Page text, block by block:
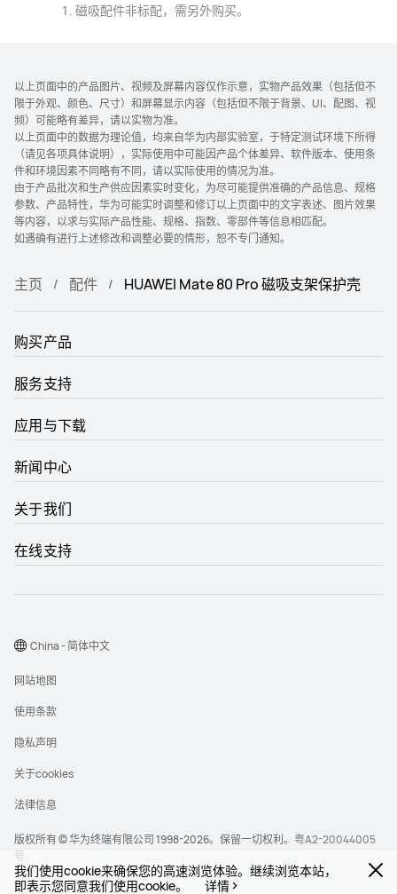
我们使用cookie来确保您的高速浏览体验。继续浏览本站，
即表示您同意我们使用cookie。
详情
磁吸配件非标配，需另外购买。
以上页面中的产品图片、视频及屏幕内容仅作示意，实物产品效果（包括但不
限于外观、颜色、尺寸）和屏幕显示内容（包括但不限于背景、UI、配图、视
频）可能略有差异，请以实物为准。
以上页面中的数据为理论值，均来自华为内部实验室，于特定测试环境下所得
（请见各项具体说明），实际使用中可能因产品个体差异、软件版本、使用条
件和环境因素不同略有不同，请以实际使用的情况为准。
由于产品批次和生产供应因素实时变化，为尽可能提供准确的产品信息、规格
参数、产品特性，华为可能实时调整和修订以上页面中的文字表述、图片效果
等内容，以求与实际产品性能、规格、指数、零部件等信息相匹配。
如遇确有进行上述修改和调整必要的情形，恕不专门通知。
主页 配件 HUAWEI Mate 80 Pro 磁吸支架保护壳
购买产品
服务支持
应用与下载
新闻中心
关于我们
在线支持
版权所有 © 华为终端有限公司 1998-2026。保留一切权利。 粤A2-20044005
号
网站地图
使用条款
隐私声明
关于cookies
法律信息
China - 简体中文